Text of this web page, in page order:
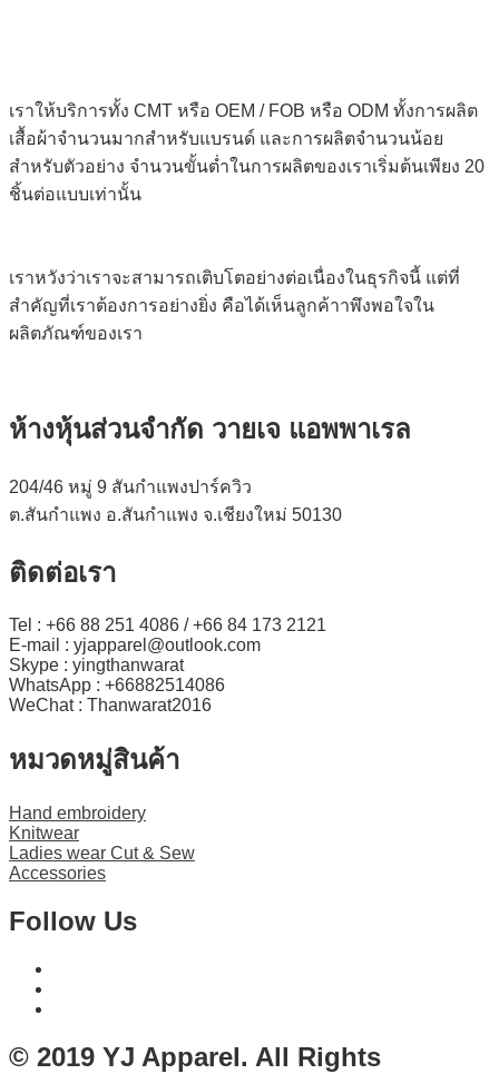
เราให้บริการทั้ง CMT หรือ OEM / FOB หรือ ODM ทั้งการผลิต
เสื้อผ้าจำนวนมากสำหรับแบรนด์ และการผลิตจำนวนน้อย
สำหรับตัวอย่าง จำนวนขั้นต่ำในการผลิตของเราเริ่มต้นเพียง 20
ชิ้นต่อแบบเท่านั้น
เราหวังว่าเราจะสามารถเติบโตอย่างต่อเนื่องในธุรกิจนี้ แต่ที่
สำคัญที่เราต้องการอย่างยิ่ง คือได้เห็นลูกค้าาพึงพอใจใน
ผลิตภัณฑ์ของเรา
ห้างหุ้นส่วนจำกัด วายเจ แอพพาเรล
204/46 หมู่ 9 สันกำแพงปาร์ควิว
ต.สันกำแพง อ.สันกำแพง จ.เชียงใหม่ 50130
ติดต่อเรา
Tel : +66 88 251 4086 / +66 84 173 2121
E-mail : yjapparel@outlook.com
Skype : yingthanwarat
WhatsApp : +66882514086
WeChat : Thanwarat2016
หมวดหมู่สินค้า
Hand embroidery
Knitwear
Ladies wear Cut & Sew
Accessories
Follow Us
© 2019 YJ Apparel. All Rights